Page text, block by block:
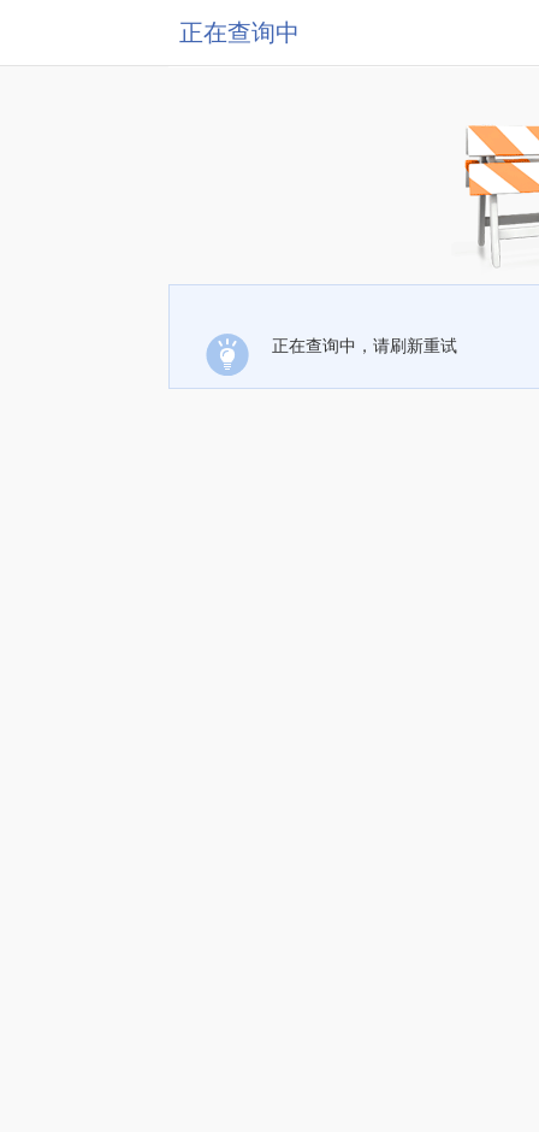
正在查询中
正在查询中，请刷新重试